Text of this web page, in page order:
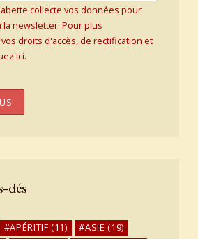
collecte vos données pour
newsletter. Pour plus
droits d'accès, de rectification et
ici.
clés
APÉRITIF (11) ASIE (19)